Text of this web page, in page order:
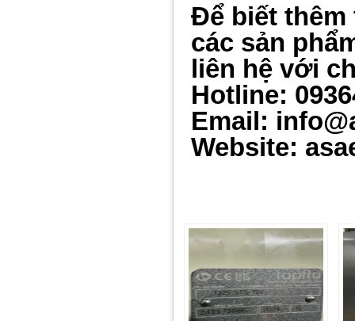
Để biết thêm
các sản ph
liên hệ với
Hotline:
Email:
Website: